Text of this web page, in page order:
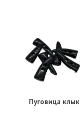
Пуговица клык